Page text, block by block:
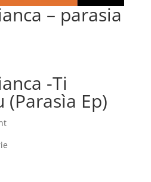
– parasia
-Ti
(Parasìa Ep)